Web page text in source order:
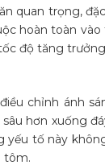
quan trọng,
hoàn toàn
độ tăng
chỉnh ánh
hơn xuống
yếu tố này
tôm.